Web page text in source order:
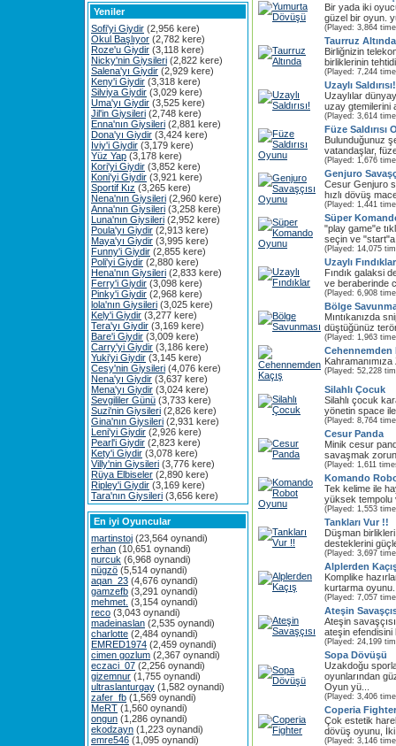
Yeniler
Sofi'yi Giydir (2,956 kere)
Okul Başlıyor (2,782 kere)
Roze'u Giydir (3,118 kere)
Nicky'nin Giysileri (2,822 kere)
Salena'yı Giydir (2,929 kere)
Keny'i Giydir (3,318 kere)
Silviya Giydir (3,029 kere)
Uma'yı Giydir (3,525 kere)
Jil'in Giysileri (2,748 kere)
Enna'nın Giysileri (2,881 kere)
Dona'yı Giydir (3,424 kere)
Iviy'i Giydir (3,179 kere)
Yüz Yap (3,178 kere)
Kori'yi Giydir (3,852 kere)
Koni'yi Giydir (3,921 kere)
Sportif Kız (3,265 kere)
Nena'nın Giysileri (2,960 kere)
Anna'nın Giysileri (3,258 kere)
Luna'nın Giysileri (2,952 kere)
Poula'yı Giydir (2,913 kere)
Maya'yı Giydir (3,995 kere)
Funny'i Giydir (2,855 kere)
Poli'yi Giydir (2,880 kere)
Hena'nın Giysileri (2,833 kere)
Ferry'i Giydir (3,098 kere)
Pinky'i Giydir (2,968 kere)
lola'nın Giysileri (3,025 kere)
Kely'i Giydir (3,277 kere)
Tera'yı Giydir (3,169 kere)
Bare'i Giydir (3,009 kere)
Carry'yi Giydir (3,186 kere)
Yuki'yi Giydir (3,145 kere)
Cesy'nin Giysileri (4,076 kere)
Nena'yı Giydir (3,637 kere)
Mena'yı Giydir (3,024 kere)
Sevgililer Günü (3,733 kere)
Suzi'nin Giysileri (2,826 kere)
Gina'nın Giysileri (2,931 kere)
Leni'yi Giydir (2,926 kere)
Pearl'i Giydir (2,823 kere)
Kety'i Giydir (3,078 kere)
Villy'nin Giysileri (3,776 kere)
Rüya Elbiseler (2,890 kere)
Ripley'i Giydir (3,169 kere)
Tara'nın Giysileri (3,656 kere)
En iyi Oyuncular
martinstoj (23,564 oynandi)
erhan (10,651 oynandi)
nurcuk (6,968 oynandi)
nügzö (5,514 oynandi)
aqan_23 (4,676 oynandi)
gamzefb (3,291 oynandi)
mehmet. (3,154 oynandi)
reco (3,043 oynandi)
madeinaslan (2,535 oynandi)
charlotte (2,484 oynandi)
EMRED1974 (2,459 oynandi)
cimen gozlum (2,367 oynandi)
eczaci_07 (2,256 oynandi)
gizemnur (1,755 oynandi)
ultraslanturgay (1,582 oynandi)
zafer_fb (1,569 oynandi)
MeRT (1,560 oynandi)
ongun (1,286 oynandi)
ekodzayn (1,223 oynandi)
emre546 (1,095 oynandi)
Bir yada iki
güzel bir oyun.
(Played: 3,864
Taurruz Altında
Birliğnizin
birliklerinin
(Played: 7,244
Uzaylı Saldırısı!
Uzaylılar
uzay gtemilerini
(Played: 3,614
Füze Saldırısı
Bulunduğunuz
vatandaşlar,
(Played: 1,676
Genjuro
Cesur Genjuro
hızlı dövüş
(Played: 1,441
Süper
"play game"e
seçin ve
(Played: 14,075
Uzaylı Fındıklar
Fındık galaksi
ve beraberinde
(Played: 6,908
Bölge
Mıntıkanızda
düştüğünüz
(Played: 1,963
Cehennemden
(Played: 52,228
Silahlı Çocuk
Silahlı çocuk
yönetin space
(Played: 8,764
Cesur Panda
Minik cesur
savaşmak
(Played: 1,611
Komando
Tek kelime ile
yüksek tempolu
(Played: 1,553
Tankları Vur !!
Düşman birlikleri
desteklerini
(Played: 3,697
Alplerden
Komplike
kurtarma
(Played: 7,057
Ateşin
Ateşin
ateşin efendisini
(Played: 24,199
Sopa Dövüşü
Uzakdoğu
oyunlarından
Oyun yü...
(Played: 3,406
Coperia Fighter
Çok estetik
dövüş oyunu,
(Played: 3,146